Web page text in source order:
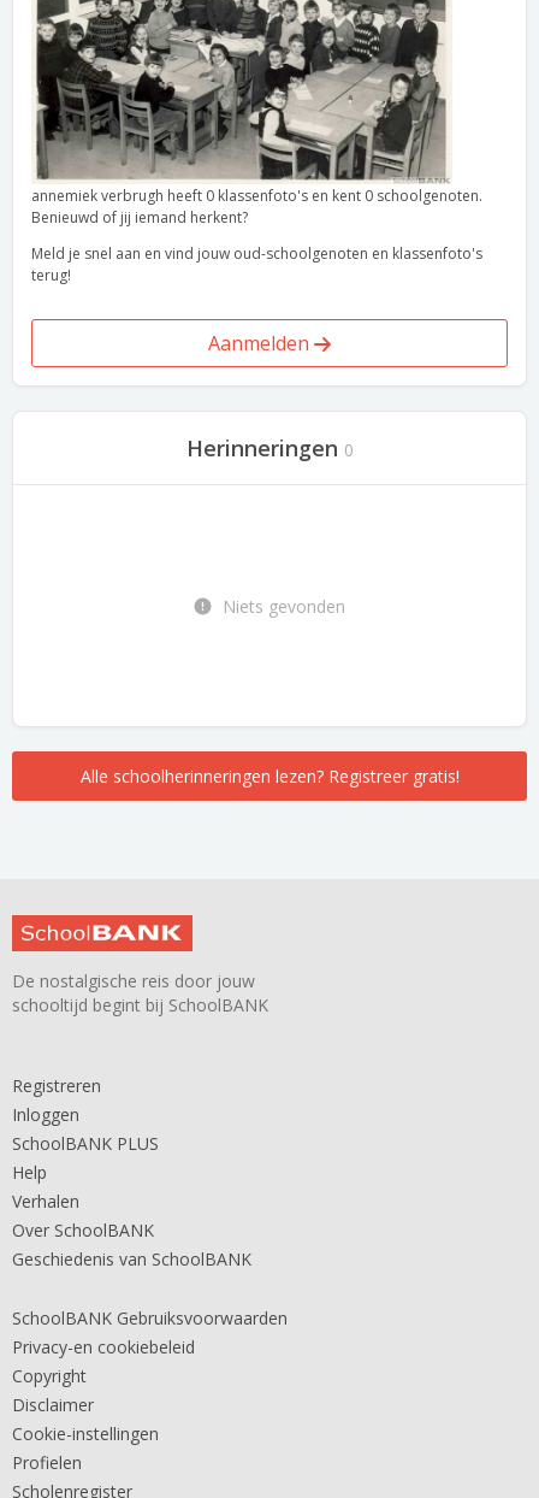
annemiek verbrugh heeft 0 klassenfoto's en kent 0 schoolgenoten.
Benieuwd of jij iemand herkent?
Meld je snel aan en vind jouw oud-schoolgenoten en klassenfoto's
terug!
Aanmelden
Herinneringen 0
Niets gevonden
Alle schoolherinneringen lezen? Registreer gratis!
De nostalgische reis door jouw
schooltijd begint bij SchoolBANK
Registreren
Inloggen
SchoolBANK PLUS
Help
Verhalen
Over SchoolBANK
Geschiedenis van SchoolBANK
SchoolBANK Gebruiksvoorwaarden
Privacy-en cookiebeleid
Copyright
Disclaimer
Cookie-instellingen
Profielen
Scholenregister